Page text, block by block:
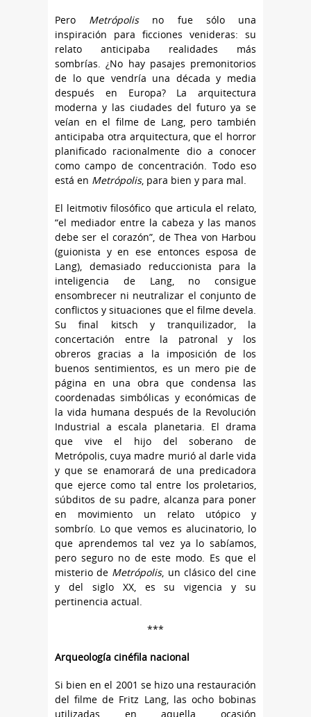
Pero Metrópolis no fue sólo una
inspiración para ficciones venideras: su
relato anticipaba realidades más
sombrías. ¿No hay pasajes premonitorios
de lo que vendría una década y media
después en Europa? La arquitectura
moderna y las ciudades del futuro ya se
veían en el filme de Lang, pero también
anticipaba otra arquitectura, que el horror
planificado racionalmente dio a conocer
como campo de concentración. Todo eso
está en Metrópolis, para bien y para mal.
El leitmotiv filosófico que articula el relato,
“el mediador entre la cabeza y las manos
debe ser el corazón”, de Thea von Harbou
(guionista y en ese entonces esposa de
Lang), demasiado reduccionista para la
inteligencia de Lang, no consigue
ensombrecer ni neutralizar el conjunto de
conflictos y situaciones que el filme devela.
Su final kitsch y tranquilizador, la
concertación entre la patronal y los
obreros gracias a la imposición de los
buenos sentimientos, es un mero pie de
página en una obra que condensa las
coordenadas simbólicas y económicas de
la vida humana después de la Revolución
Industrial a escala planetaria. El drama
que vive el hijo del soberano de
Metrópolis, cuya madre murió al darle vida
y que se enamorará de una predicadora
que ejerce como tal entre los proletarios,
súbditos de su padre, alcanza para poner
en movimiento un relato utópico y
sombrío. Lo que vemos es alucinatorio, lo
que aprendemos tal vez ya lo sabíamos,
pero seguro no de este modo. Es que el
misterio de Metrópolis, un clásico del cine
y del siglo XX, es su vigencia y su
pertinencia actual.
***
Arqueología cinéfila nacional
Si bien en el 2001 se hizo una restauración
del filme de Fritz Lang, las ocho bobinas
utilizadas en aquella ocasión